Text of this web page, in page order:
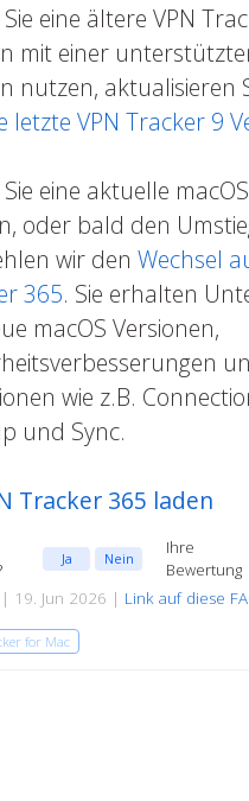
eine ältere VPN
mit einer
nutzen, aktualisieren
letzte VPN Tracker 9
eine aktuelle
oder bald den
wir den Wechsel
365. Sie erhalten
macOS Versionen,
wie z.B.
und Sync.
Tracker 365 laden
Ja Nein
Ihre
Bewertung
19. Jun 2026 | Link auf diese
for Mac